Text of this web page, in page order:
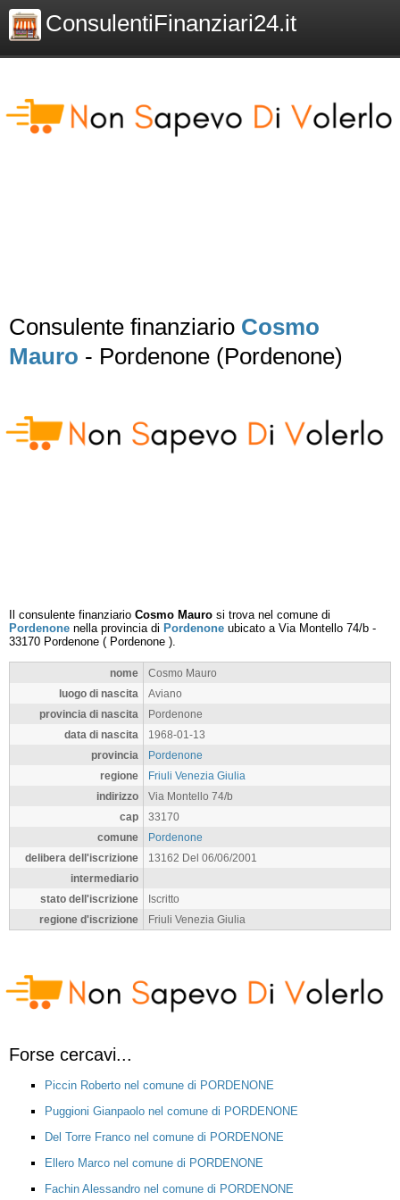
ConsulentiFinanziari24.it
Consulente finanziario Cosmo
Mauro - Pordenone (Pordenone)
Il consulente finanziario Cosmo Mauro si trova nel comune di
Pordenone nella provincia di Pordenone ubicato a Via Montello 74/b -
33170 Pordenone ( Pordenone ).
nome
Cosmo Mauro
luogo di nascita
Aviano
provincia di nascita
Pordenone
data di nascita
1968-01-13
provincia
Pordenone
regione
Friuli Venezia Giulia
indirizzo
Via Montello 74/b
cap
33170
comune
Pordenone
delibera dell'iscrizione
13162 Del 06/06/2001
intermediario
stato dell'iscrizione
Iscritto
regione d'iscrizione
Friuli Venezia Giulia
Forse cercavi...
Piccin Roberto nel comune di PORDENONE
Puggioni Gianpaolo nel comune di PORDENONE
Del Torre Franco nel comune di PORDENONE
Ellero Marco nel comune di PORDENONE
Fachin Alessandro nel comune di PORDENONE